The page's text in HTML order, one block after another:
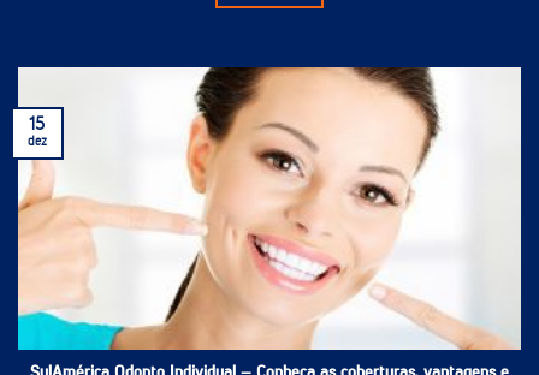
15
dez